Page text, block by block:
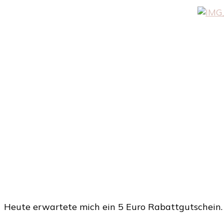
Heute erwartete mich ein 5 Euro